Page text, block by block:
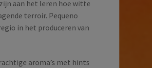
aan het leren hoe witte
terroir. Pequeno
in het produceren van
aroma’s met hints